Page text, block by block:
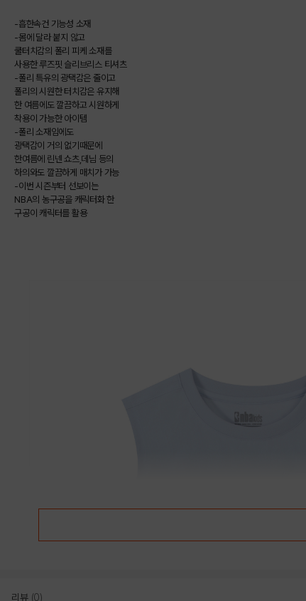
-흡한속건 기능성 소재
-몸에 달라 붙지 않고
쿨터치감의 폴리 피케 소재를
사용한 루즈핏 슬리브리스 티셔츠
-폴리 특유의 광택감은 줄이고
폴리의 시원한 터치감은 유지해
한 여름에도 깔끔하고 시원하게
착용이 가능한 아이템
-폴리 소재임에도
광택감이 거의 없기때문에
한여름에 린넨 쇼츠,데님 등의
하의와도 깔끔하게 매치가 가능
-이번 시즌부터 선보이는
NBA의 농구공을 캐릭터화 한
구공이 캐릭터를 활용
리뷰 (0)